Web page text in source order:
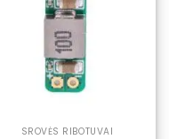
SROVĖS RIBOTUVAI